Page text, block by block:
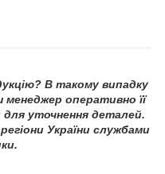
В такому випадку
оперативно її
уточнення деталей.
України службами